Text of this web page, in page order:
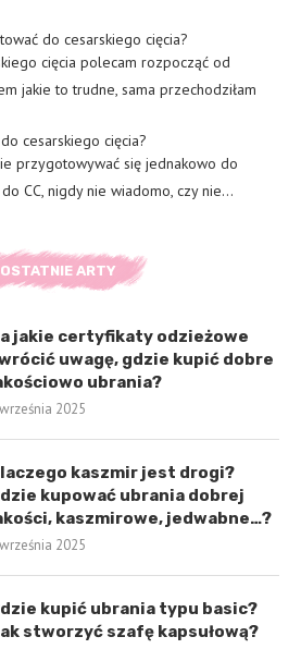
do cesarskiego cięcia?
cięcia polecam rozpocząć od
jakie to trudne, sama przechodziłam
cesarskiego cięcia?
przygotowywać się jednakowo do
CC, nigdy nie wiadomo, czy nie…
OSTATNIE ARTY
jakie certyfikaty odzieżowe
uwagę, gdzie kupić dobre
ubrania?
2025
kaszmir jest drogi?
kupować ubrania dobrej
kaszmirowe, jedwabne…?
2025
kupić ubrania typu basic?
stworzyć szafę kapsułową?